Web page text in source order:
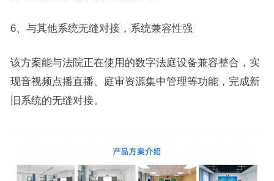
6、与其他系统无缝对接，系统兼容性强
该方案能与法院正在使用的数字法庭设备兼容整合，实
现音视频点播直播、庭审资源集中管理等功能，完成新
旧系统的无缝对接。